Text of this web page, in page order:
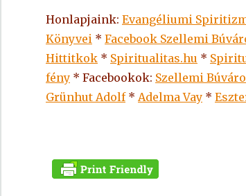
Honlapjaink: Evangéliumi
Könyvei * Facebook Szellemi
Hittitkok * Spiritualitas.hu *
fény * Facebookok: Szellemi
Grünhut Adolf* Adelma Vay *